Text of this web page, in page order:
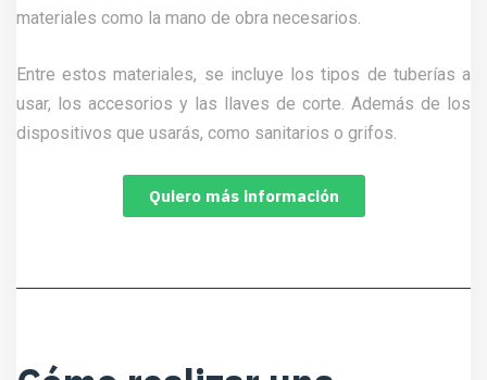
materiales como la mano de obra necesarios.
Entre estos materiales, se incluye los tipos de tuberías a
usar, los accesorios y las llaves de corte. Además de los
dispositivos que usarás, como sanitarios o grifos.
Quiero más información